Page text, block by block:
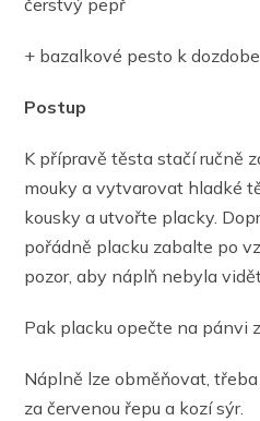
čerstvý pepř
+ bazalkové pesto k
Postup
K přípravě těsta stačí ručně
mouky a vytvarovat hladké
kousky a utvořte placky.
pořádně placku zabalte po
pozor, aby náplň nebyla
Pak placku opečte na pánvi
Náplně lze obměňovat,
za červenou řepu a kozí sýr.